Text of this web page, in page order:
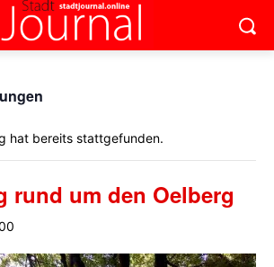
hat bereits stattgefunden.
rund um den Oelberg